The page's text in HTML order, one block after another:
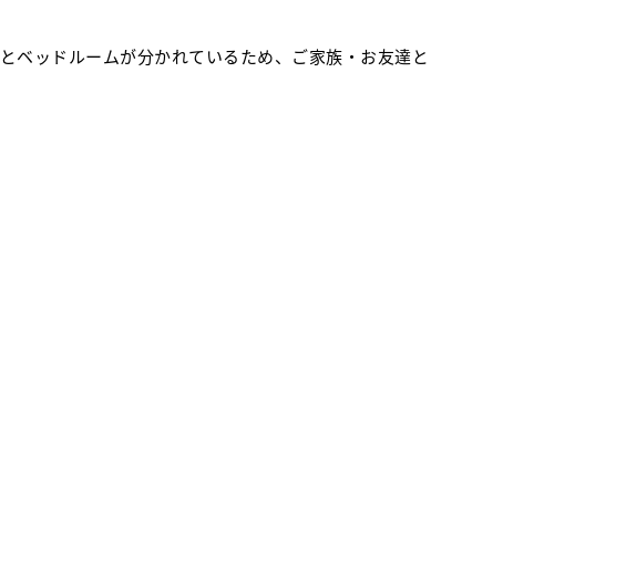
ベッドルームが分かれているため、ご家族・お友達と